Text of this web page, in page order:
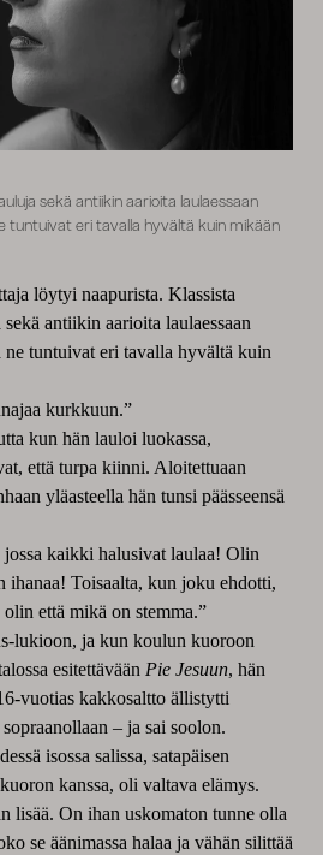
sekä antiikin aarioita laulaessaan
tuntuivat eri tavalla hyvältä kuin mikään
löytyi naapurista. Klassista
antiikin aarioita laulaessaan
ne tuntuivat eri tavalla hyvältä kuin
kurkkuun.”
kun hän lauloi luokassa,
että turpa kiinni. Aloitettuaan
yläasteella hän tunsi päässeensä
kaikki halusivat laulaa! Olin
ihanaa! Toisaalta, kun joku ehdotti,
että mikä on stemma.”
lukioon, ja kun koulun kuoroon
esitettävään Pie Jesuun, hän
vuotias kakkosaltto ällistytti
– ja sai soolon.
isossa salissa, satapäisen
kanssa, oli valtava elämys.
lisää. On ihan uskomaton tunne olla
se äänimassa halaa ja vähän silittää